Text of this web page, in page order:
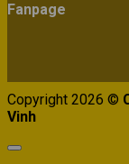
Fanpage
Copyright 2026 ©
Vinh